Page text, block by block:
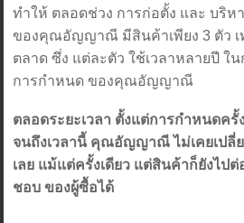
ทำให้ ตลอดช่วง การก่อตั้ง และ บริห
ของคุณอัญญาณี มีสินค้าเพียง 3 ตัว
ตลาด ซึ่ง แต่ละตัว ใช้เวลาหลายปี ใ
การกำหนด ของคุณอัญญาณี
ตลอดระยะเวลา ตั้งแต่การกำหนดค
จนถึงเวลานี้ คุณอัญญาณี ไม่เคยเปลี่
เลย แม้แต่ครั้งเดียว แต่สินค้าก็ยังไป
ชอบ ของผู้ซื้อได้